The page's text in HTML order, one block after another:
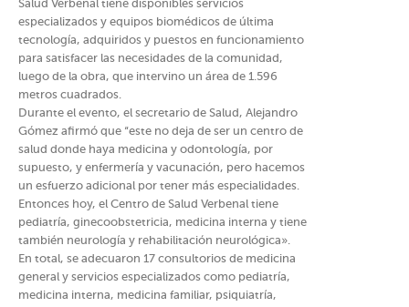
Salud Verbenal tiene disponibles servicios
especializados y equipos biomédicos de última
tecnología, adquiridos y puestos en funcionamiento
para satisfacer las necesidades de la comunidad,
luego de la obra, que intervino un área de 1.596
metros cuadrados.
Durante el evento, el secretario de Salud, Alejandro
Gómez afirmó que “este no deja de ser un centro de
salud donde haya medicina y odontología, por
supuesto, y enfermería y vacunación, pero hacemos
un esfuerzo adicional por tener más especialidades.
Entonces hoy, el Centro de Salud Verbenal tiene
pediatría, ginecoobstetricia, medicina interna y tiene
también neurología y rehabilitación neurológica».
En total, se adecuaron 17 consultorios de medicina
general y servicios especializados como pediatría,
medicina interna, medicina familiar, psiquiatría,